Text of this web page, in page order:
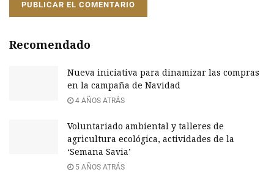
Recomendado
Nueva iniciativa para dinamizar las compras
en la campaña de Navidad
4 AÑOS ATRÁS
Voluntariado ambiental y talleres de
agricultura ecológica, actividades de la
‘Semana Savia’
5 AÑOS ATRÁS